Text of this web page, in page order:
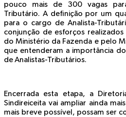
pouco mais de 300 vagas
Tributário. A definição por um
para o cargo de Analista-
conjunção de esforços
do Ministério da Fazenda e pelo
que entenderam a importância
de Analistas-Tributários.
Encerrada esta etapa, a
Sindireiceita vai ampliar ainda
mais breve possível, possam ser